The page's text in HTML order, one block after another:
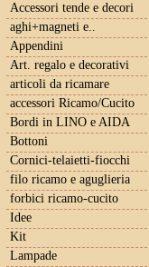
Accessori tende e decori
aghi+magneti e..
Appendini
Art. regalo e decorativi
articoli da ricamare
accessori Ricamo/Cucito
Bordi in LINO e AIDA
Bottoni
Cornici-telaietti-fiocchi
filo ricamo e aguglieria
forbici ricamo-cucito
Idee
Kit
Lampade